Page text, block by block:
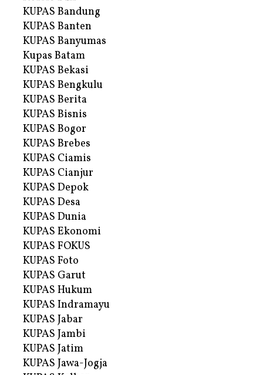
KUPAS Bandung
KUPAS Banten
KUPAS Banyumas
Kupas Batam
KUPAS Bekasi
KUPAS Bengkulu
KUPAS Berita
KUPAS Bisnis
KUPAS Bogor
KUPAS Brebes
KUPAS Ciamis
KUPAS Cianjur
KUPAS Depok
KUPAS Desa
KUPAS Dunia
KUPAS Ekonomi
KUPAS FOKUS
KUPAS Foto
KUPAS Garut
KUPAS Hukum
KUPAS Indramayu
KUPAS Jabar
KUPAS Jambi
KUPAS Jatim
KUPAS Jawa-Jogja